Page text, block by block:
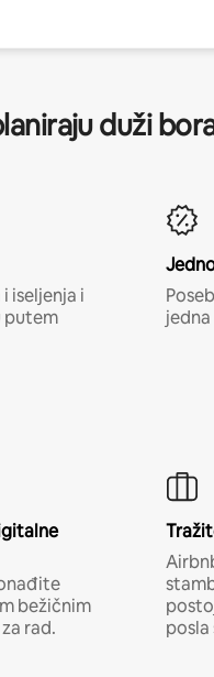
duži
iseljenja i
putem
bežičnim
rad.
posla